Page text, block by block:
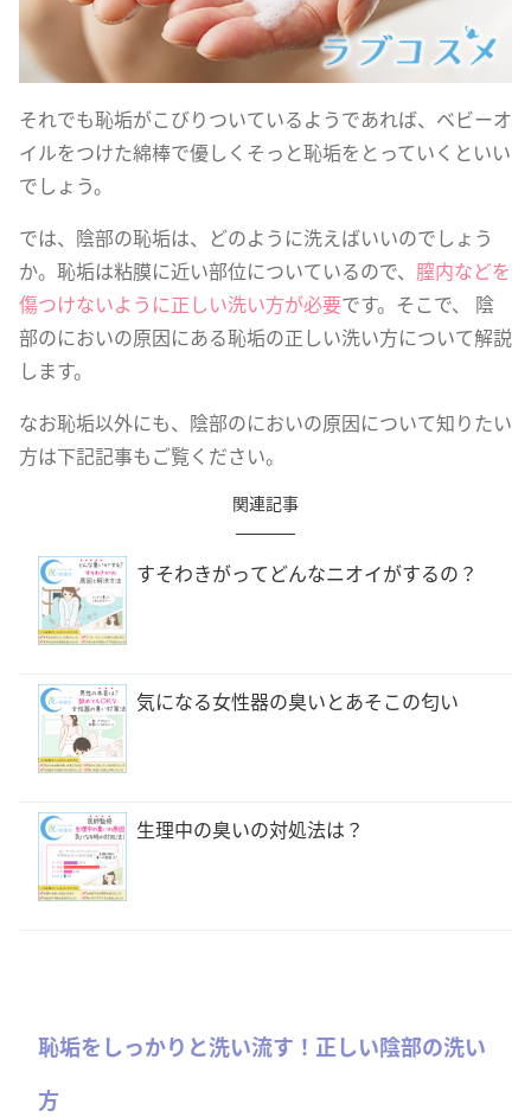
それでも恥垢がこびりついているようであれば、ベビーオ
イルをつけた綿棒で優しくそっと恥垢をとっていくといい
でしょう。
では、陰部の恥垢は、どのように洗えばいいのでしょう
か。恥垢は粘膜に近い部位についているので、 膣内などを
傷つけないように正しい洗い方が必要です。そこで、 陰
部のにおいの原因にある恥垢の正しい洗い方について解説
します。
なお恥垢以外にも、陰部のにおいの原因について知りたい
方は下記記事もご覧ください。
関連記事
すそわきがってどんなニオイがするの？
気になる女性器の臭いとあそこの匂い
生理中の臭いの対処法は？
恥垢をしっかりと洗い流す！正しい陰部の洗い
方